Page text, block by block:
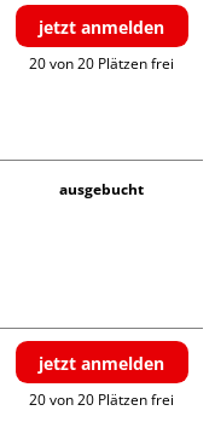
jetzt anmelden
20 von 20 Plätzen frei
ausgebucht
jetzt anmelden
20 von 20 Plätzen frei